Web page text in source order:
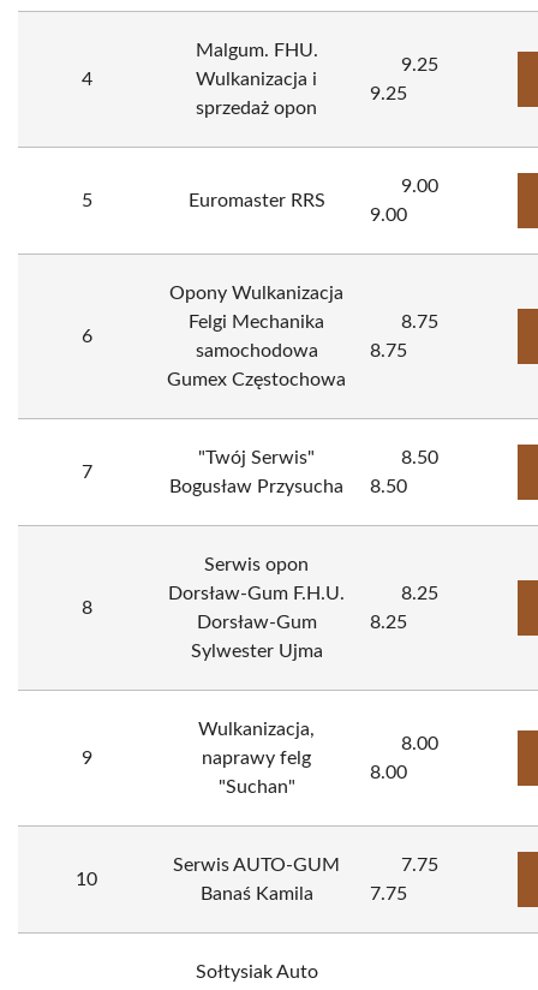
4
Malgum. FHU.
Wulkanizacja i
sprzedaż opon
9.25
9.25
5 Euromaster RRS
9.00
9.00
6
Opony Wulkanizacja
Felgi Mechanika
samochodowa
Gumex Częstochowa
8.75
8.75
7
"Twój Serwis"
Bogusław Przysucha
8.50
8.50
8
Serwis opon
Dorsław-Gum F.H.U.
Dorsław-Gum
Sylwester Ujma
8.25
8.25
9
Wulkanizacja,
naprawy felg
"Suchan"
8.00
8.00
10
Serwis AUTO-GUM
Banaś Kamila
7.75
7.75
Sołtysiak Auto